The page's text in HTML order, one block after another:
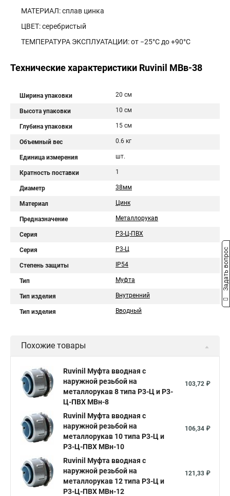
МАТЕРИАЛ: cплав цинка
ЦВЕТ: серебристый
ТЕМПЕРАТУРА ЭКСПЛУАТАЦИИ: от −25°С до +90°С
Технические характеристики Ruvinil МВв-38
Ширина упаковки 20 см
Высота упаковки 10 см
Глубина упаковки 15 см
Объемный вес 0.6 кг
Единица измерения шт.
Кратность поставки 1
Диаметр 38мм
Материал Цинк
Предназначение Металлорукав
Серия Р3-Ц-ПВХ
Серия Р3-Ц
Степень защиты IP54
Тип Муфта
Тип изделия Внутренний
Тип изделия Вводный
Похожие товары
Ruvinil Муфта вводная с
наружной резьбой на
металлорукав 8 типа Р3-Ц и Р3-
Ц-ПВХ МВн-8
103,72 ₽
Ruvinil Муфта вводная с
наружной резьбой на
металлорукав 10 типа Р3-Ц и
Р3-Ц-ПВХ МВн-10
106,34 ₽
Ruvinil Муфта вводная с
наружной резьбой на
металлорукав 12 типа Р3-Ц и
Р3-Ц-ПВХ МВн-12
121,33 ₽
Задать вопрос